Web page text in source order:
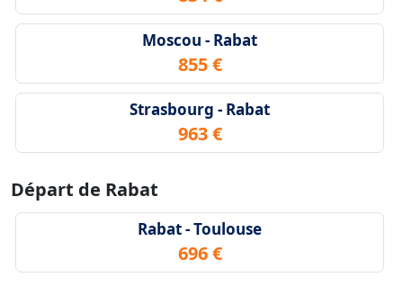
Moscou - Rabat
855 €
Strasbourg - Rabat
963 €
Départ de Rabat
Rabat - Toulouse
696 €